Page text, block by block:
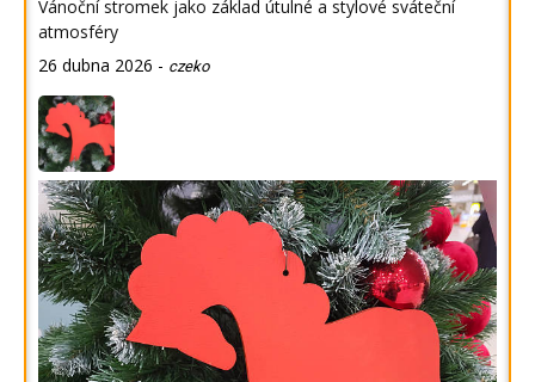
Vánoční stromek jako základ útulné a stylové sváteční
atmosféry
26 dubna 2026 - czeko